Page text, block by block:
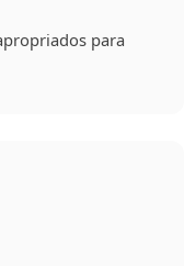
para